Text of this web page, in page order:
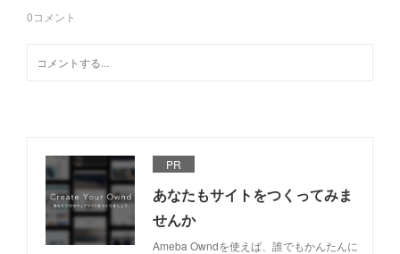
0コメント
PR
あなたもサイトをつくってみま
せんか
Ameba Owndを使えば、誰でもかんたんに